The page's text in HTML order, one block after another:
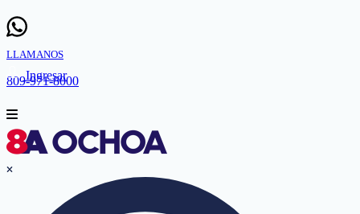
LLAMANOS
809-971-8000
Ingresar